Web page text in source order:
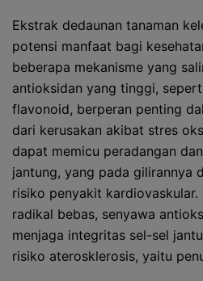
Ekstrak dedaunan tanaman
potensi manfaat bagi
beberapa mekanisme yang
antioksidan yang tinggi,
flavonoid, berperan penting
dari kerusakan akibat stres
dapat memicu peradangan
jantung, yang pada gilirannya
risiko penyakit kardiovaskular.
radikal bebas, senyawa
menjaga integritas sel-sel
risiko aterosklerosis, yaitu